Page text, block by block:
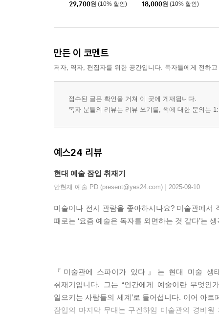
29,700원 (10% 할인) 18,000원 (10% 할인)
만든 이 코멘트
저자, 역자, 편집자를 위한 공간입니다. 독자들에게 전하
접수된 글은 확인을 거쳐 이 곳에 게재됩니다.
독자 분들의 리뷰는 리뷰 쓰기를, 책에 대한 문의는
예스24 리뷰
현대 예술 잠입 취재기
안현재 예술 PD (present@yes24.com) | 2025-09-10
미술이나 전시 관람을 좋아하시나요? 미술관에서
때로는 ‘요즘 예술은 독자를 외면하는 것 같다’는
『미술관에 스파이가 있다』는 현대 미술 생
취재기입니다. 그는 “인간에게 예술이란 무엇
일으키는 사람들의 세계’로 들어섭니다. 이어 아
잠입의 마지막 무대는 구겐하임 미술관의 경비